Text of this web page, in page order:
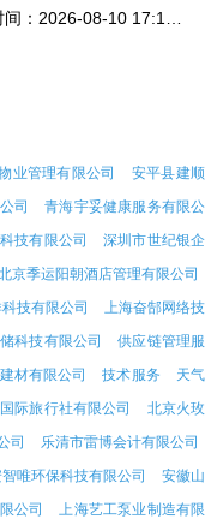
业管理有限公司
安平县建顺
司
青海宇妥健康服务有限公
技有限公司
深圳市世纪银企
京季运阳朝酒店管理有限公司
技有限公司
上海奋郜网络技
科技有限公司
供应链管理服
材有限公司 技术服务
天气
际旅行社有限公司
北京火玫
司
乐清市雷博会计有限公司
唯环保科技有限公司
安徽山
公司
上海艺工泵业制造有限